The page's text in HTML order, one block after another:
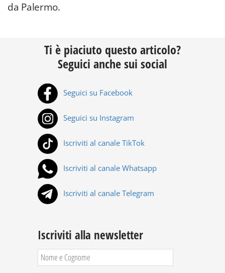
da Palermo.
Ti è piaciuto questo articolo?
Seguici anche sui social
Seguici su Facebook
Seguici su Instagram
Iscriviti al canale TikTok
Iscriviti al canale Whatsapp
Iscriviti al canale Telegram
Iscriviti alla newsletter